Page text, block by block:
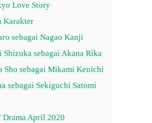
Love Story
Karakter
sebagai Nagao Kanji
Shizuka sebagai Akana Rika
Sho sebagai Mikami Kenichi
sebagai Sekiguchi Satomi
Drama April 2020